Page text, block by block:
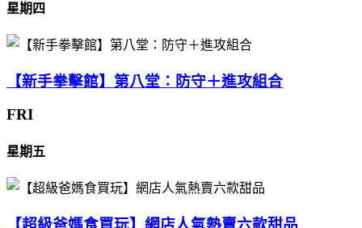
星期四
【新手拳擊館】第八堂：防守＋進攻組合
FRI
星期五
【超級爸媽食買玩】網店人氣熱賣六款甜品